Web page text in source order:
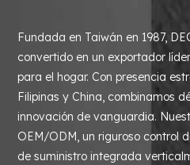
Fundada en Taiwán en 1987,
convertido en un exportador
para el hogar. Con presencia
Filipinas y China, combinamos
innovación de vanguardia.
OEM/ODM, un riguroso control
de suministro integrada